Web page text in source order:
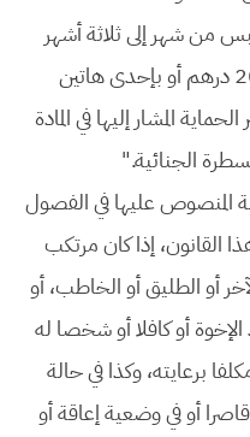
بالحبس من شهر إلى ثلاثة أشهر
وغرامة من 5000 إلى 20.000 درهم أو بإحدى هاتين
المشار إليها في المادة
المنصوص عليها في الفصول
و427 و429 من هذا القانون، إذا كان مرتكب
أو الطليق أو الخاطب، أو
أو كافلا أو شخصا له
برعايته، وكذا في حالة
أو في وضعية إعاقة أو